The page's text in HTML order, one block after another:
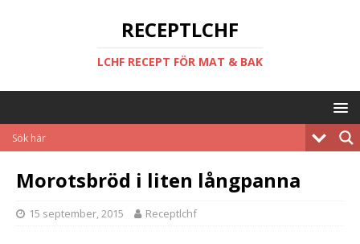
RECEPTLCHF
LCHF RECEPT FÖR MAT & BAK
Morotsbröd i liten långpanna
15 september, 2015 Receptlchf